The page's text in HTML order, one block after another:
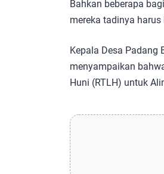
Bahkan beberapa
mereka tadinya
Kepala Desa Padang
menyampaikan
Huni (RTLH) untuk